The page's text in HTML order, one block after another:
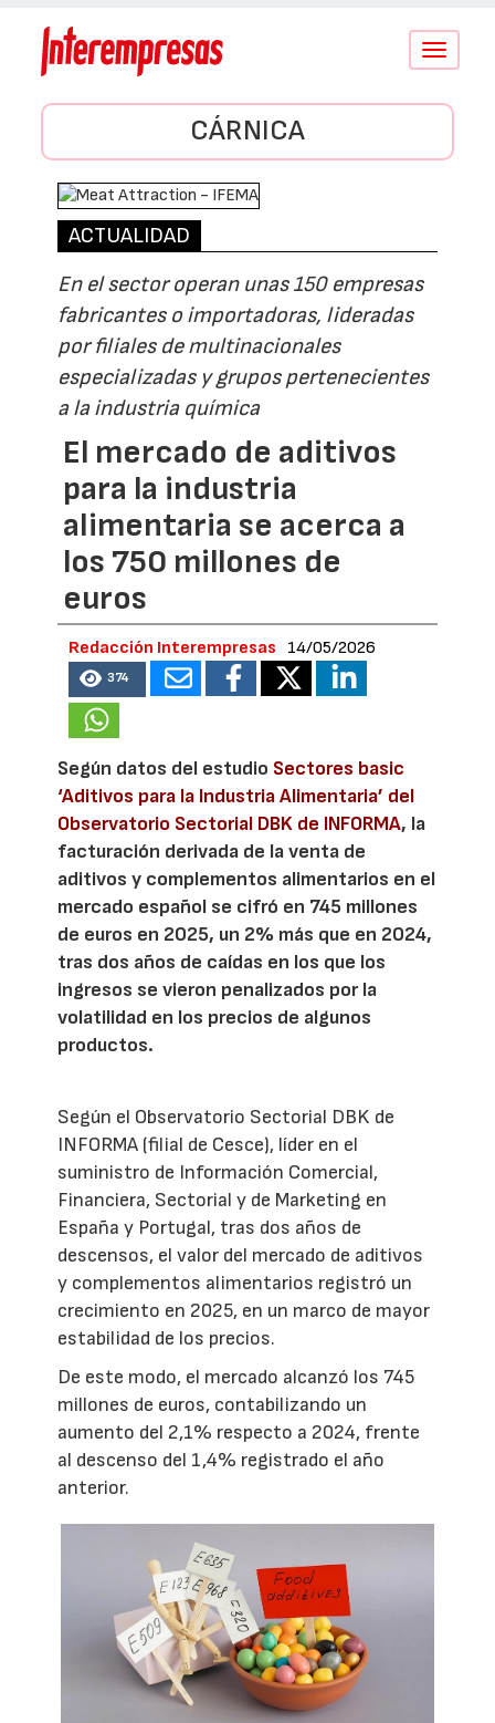
Conmutar
CÁRNICA
ACTUALIDAD
En el sector operan unas 150 empresas
fabricantes o importadoras, lideradas
por filiales de multinacionales
especializadas y grupos pertenecientes
a la industria química
El mercado de aditivos
para la industria
alimentaria se acerca a
los 750 millones de
euros
Redacción Interempresas 14/05/2026
374
Según datos del estudio Sectores basic
‘Aditivos para la Industria Alimentaria’ del
Observatorio Sectorial DBK de INFORMA, la
facturación derivada de la venta de
aditivos y complementos alimentarios en el
mercado español se cifró en 745 millones
de euros en 2025, un 2% más que en 2024,
tras dos años de caídas en los que los
ingresos se vieron penalizados por la
volatilidad en los precios de algunos
productos.
Según el Observatorio Sectorial DBK de
INFORMA (filial de Cesce), líder en el
suministro de Información Comercial,
Financiera, Sectorial y de Marketing en
España y Portugal, tras dos años de
descensos, el valor del mercado de aditivos
y complementos alimentarios registró un
crecimiento en 2025, en un marco de mayor
estabilidad de los precios.
De este modo, el mercado alcanzó los 745
millones de euros, contabilizando un
aumento del 2,1% respecto a 2024, frente
al descenso del 1,4% registrado el año
anterior.